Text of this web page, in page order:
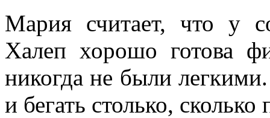
Мария считает, что у
Халеп хорошо готова
никогда не были
и бегать столько, сколько